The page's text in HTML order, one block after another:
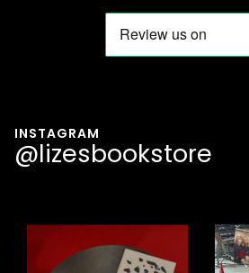
INSTAGRAM
@lizesbookstore